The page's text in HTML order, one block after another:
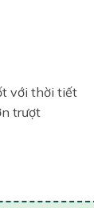
với thời tiết
trượt